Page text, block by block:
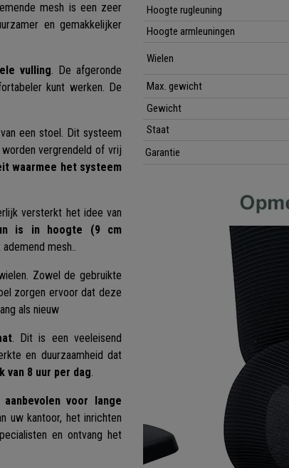
mesh is een zeer
en gemakkelijker
vulling. De afgeronde
kunt werken. De
een stoel. Dit systeem
vergrendeld of vrij
waarmee het systeem
versterkt het idee van
is in hoogte (9 cm
mesh..
Zowel de gebruikte
zorgen ervoor dat deze
als nieuw
. Dit is een veeleisend
en duurzaamheid dat
van 8 uur per dag.
aanbevolen voor lange
uw kantoor, het inrichten
en ontvang het
Hoogte rugleuning
Hoogte armleuningen
Wielen
Max. gewicht
Gewicht
Staat
Garantie